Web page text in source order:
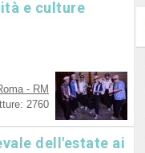
e culture
- RM
2760
dell'estate ai